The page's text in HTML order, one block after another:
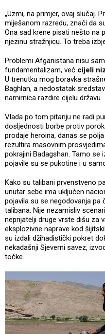
„Uzmi, na primjer, ovaj slučaj.
miješanom razredu, znači da
Ona sad krene pisati nešto na
njezinu stražnjicu. To treba
Problemi Afganistana nisu
fundamentalizam, već cijeli
U trenutku mog boravka
Baghlan, a nedostatak
namirnica razdire cijelu državu.
Vlada po tom pitanju ne radi
dosljednosti borbe protiv
prodaje heroina, danas se
rezultira masovnim
pokrajini Badagshan. Tamo se
pojavile su se pukotine i u
Kako su talibani prvenstveno
unutar sebe ima uključen
pojavila su se negodovanja pa
talibana. Nije nezamisliv
neprijatelji druge vrste dišu za
eksplozivne naprave kod
su izdali džihadistički pokret
nekadašnji Sjeverni savez,
točke.